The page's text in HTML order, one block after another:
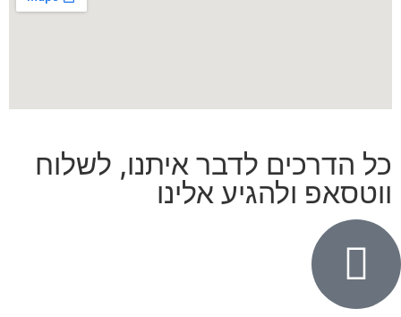
כל הדרכים לדבר איתנו, לשלוח
ווטסאפ ולהגיע אלינו